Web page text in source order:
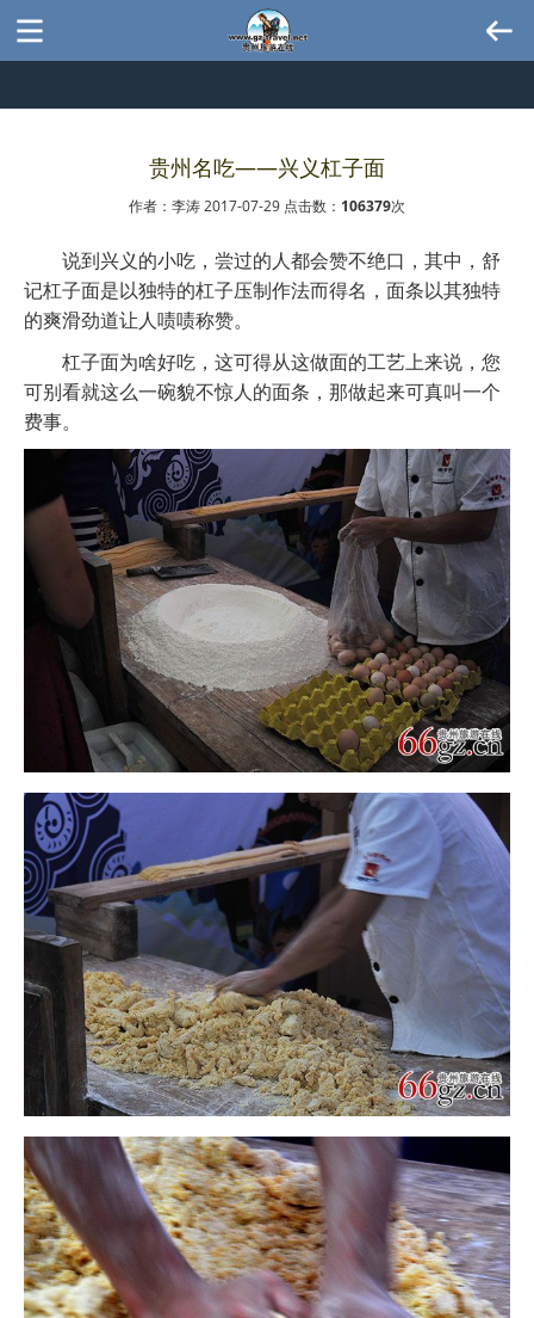
贵州名吃——兴义杠子面
作者：李涛 2017-07-29 点击数： 106379次
说到兴义的小吃，尝过的人都会赞不绝口，其中，舒
记杠子面是以独特的杠子压制作法而得名，面条以其独特
的爽滑劲道让人啧啧称赞。
杠子面为啥好吃，这可得从这做面的工艺上来说，您
可别看就这么一碗貌不惊人的面条，那做起来可真叫一个
费事。